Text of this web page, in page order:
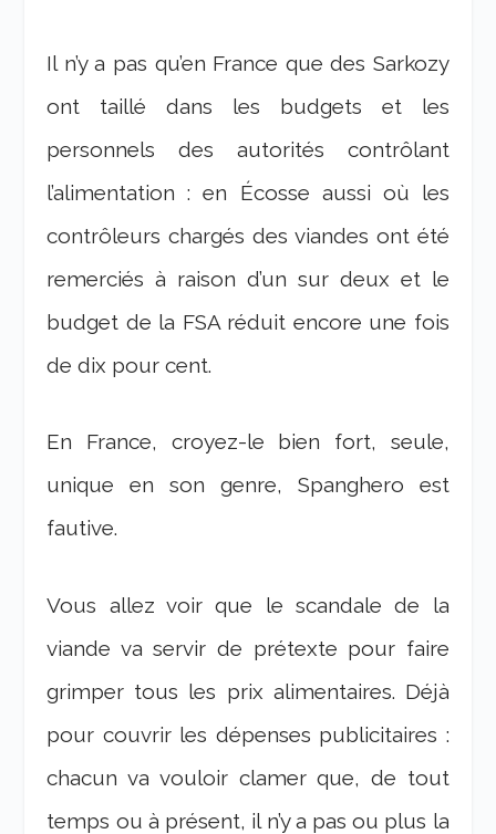
Il n’y a pas qu’en France que des Sarkozy
ont taillé dans les budgets et les
personnels des autorités contrôlant
l’alimentation : en Écosse aussi où les
contrôleurs chargés des viandes ont été
remerciés à raison d’un sur deux et le
budget de la FSA réduit encore une fois
de dix pour cent.
En France, croyez-le bien fort, seule,
unique en son genre, Spanghero est
fautive.
Vous allez voir que le scandale de la
viande va servir de prétexte pour faire
grimper tous les prix alimentaires. Déjà
pour couvrir les dépenses publicitaires :
chacun va vouloir clamer que, de tout
temps ou à présent, il n’y a pas ou plus la